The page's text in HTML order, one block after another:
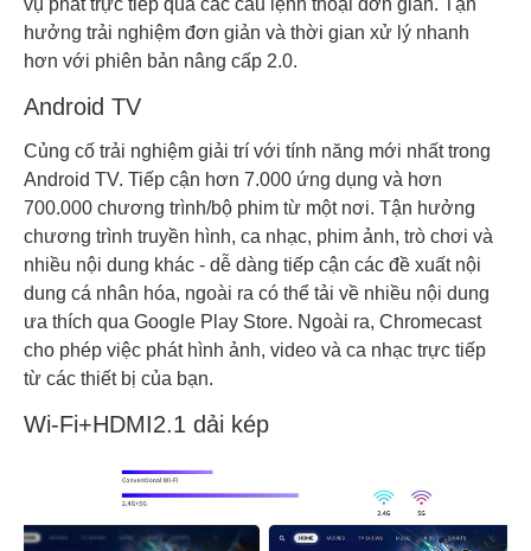
hưởng trải nghiệm đơn giản và thời gian xử lý nhanh
hơn với phiên bản nâng cấp 2.0.
Android TV
Củng cố trải nghiệm giải trí với tính năng mới nhất trong
Android TV. Tiếp cận hơn 7.000 ứng dụng và hơn
700.000 chương trình/bộ phim từ một nơi. Tận hưởng
chương trình truyền hình, ca nhạc, phim ảnh, trò chơi và
nhiều nội dung khác - dễ dàng tiếp cận các đề xuất nội
dung cá nhân hóa, ngoài ra có thể tải về nhiều nội dung
ưa thích qua Google Play Store. Ngoài ra, Chromecast
cho phép việc phát hình ảnh, video và ca nhạc trực tiếp
từ các thiết bị của bạn.
Wi-Fi+HDMI2.1 dải kép